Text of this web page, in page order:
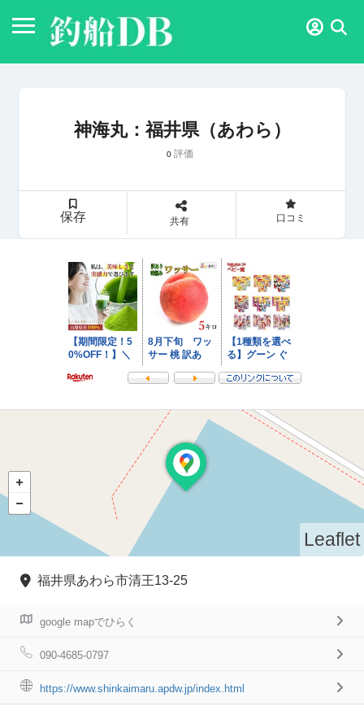
神海丸：福井県（あわら）
0評価
保存 共有 口コミ
Leaflet
福井県あわら市清王13-25
google mapでひらく
090-4685-0797
https://www.shinkaimaru.apdw.jp/index.html